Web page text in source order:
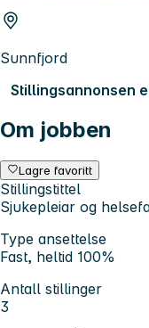
Sunnfjord
Stillingsannonsen
Om jobben
Lagre favoritt
Stillingstittel
Sjukepleiar og
Type ansettelse
Fast, heltid 100%
Antall stillinger
3